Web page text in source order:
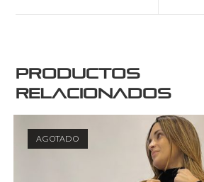
Productos
relacionados
AGOTADO